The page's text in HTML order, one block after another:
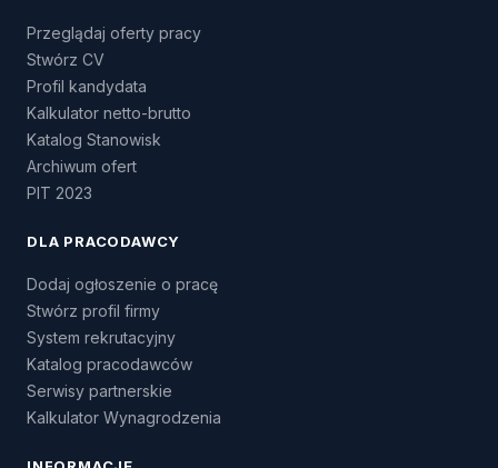
Przeglądaj oferty pracy
Stwórz CV
Profil kandydata
Kalkulator netto-brutto
Katalog Stanowisk
Archiwum ofert
PIT 2023
DLA PRACODAWCY
Dodaj ogłoszenie o pracę
Stwórz profil firmy
System rekrutacyjny
Katalog pracodawców
Serwisy partnerskie
Kalkulator Wynagrodzenia